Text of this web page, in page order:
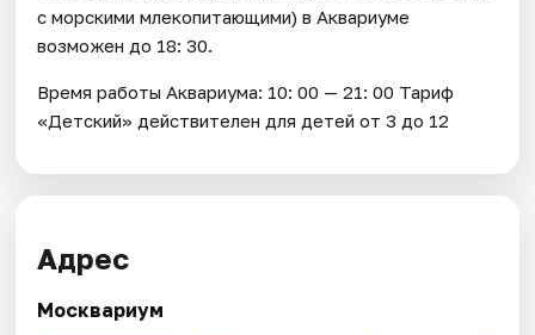
с морскими млекопитающими) в Аквариуме
возможен до 18: 30.
Время работы Аквариума: 10: 00 — 21: 00 Тариф
«Детский» действителен для детей от 3 до 12
Адрес
Москвариум